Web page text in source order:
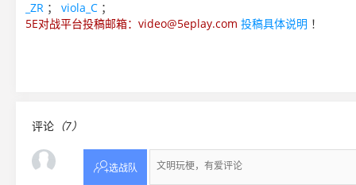
_ZR ； viola_C ；
5E对战平台投稿邮箱：video@5eplay.com 投稿具体说明 ！
评论 （7）
选战队